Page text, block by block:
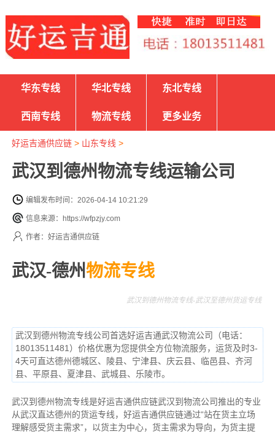
华东专线 华北专线 东北专线
西南专线 物流专线 更多业务
好运吉通供应链> 山东专线 >
武汉到德州物流专线运输公司
编辑发布时间：2026-04-14 10:21:29
信息来源：https://wfpzjy.com
作者：好运吉通供应链
武汉-德州物流专线
武汉到德州物流专线-武汉至德州货运专线
武汉到德州物流专线公司首选好运吉通武汉物流公司（电话：
18013511481）价格优惠为您提供全方位物流服务，运货及时3-
4天可直达德州德城区、陵县、宁津县、庆云县、临邑县、齐河
县、平原县、夏津县、武城县、乐陵市。
武汉到德州物流专线是好运吉通供应链武汉到物流公司推出的专业
从武汉直达德州的货运专线，好运吉通供应链通过“站在货主立场
理解感受货主需求”，以货主为中心，货主需求为导向，为货主提